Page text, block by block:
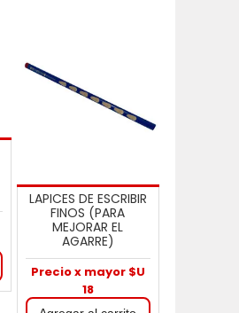
LAPICES DE ESCRIBIR
FINOS (PARA
MEJORAR EL
AGARRE)
Precio x mayor $U
18